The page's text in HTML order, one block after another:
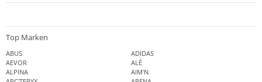
Top Marken
ABUS
ADIDAS
AEVOR
ALÉ
ALPINA
AIM'N